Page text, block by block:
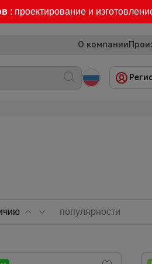
: проектирование и
О компании
популярности